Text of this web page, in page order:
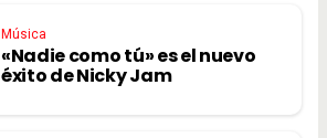
Música
«Nadie como tú» es el nuevo
éxito de Nicky Jam